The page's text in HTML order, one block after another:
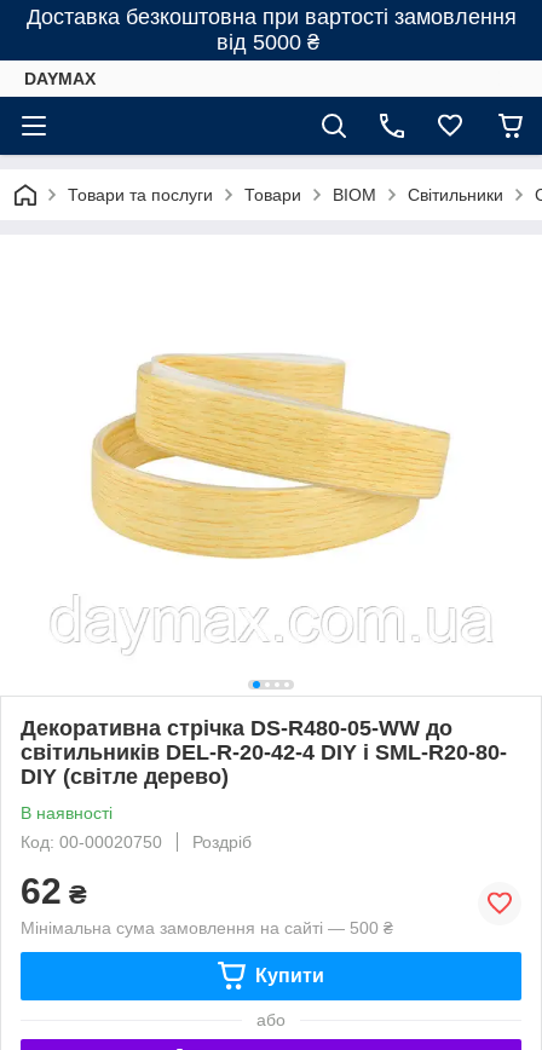
Доставка безкоштовна при вартості замовлення
від 5000 ₴
DAYMAX
Товари та послуги Товари BIOM Світильники
Декоративна стрічка DS-R480-05-WW до
світильників DEL-R-20-42-4 DIY і SML-R20-80-
DIY (світле дерево)
В наявності
Код: 00-00020750
Роздріб
62 ₴
Мінімальна сума замовлення на сайті — 500 ₴
Купити
або